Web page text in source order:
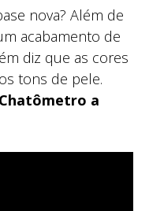
nova? Além de
acabamento de
diz que as cores
tons de pele.
a